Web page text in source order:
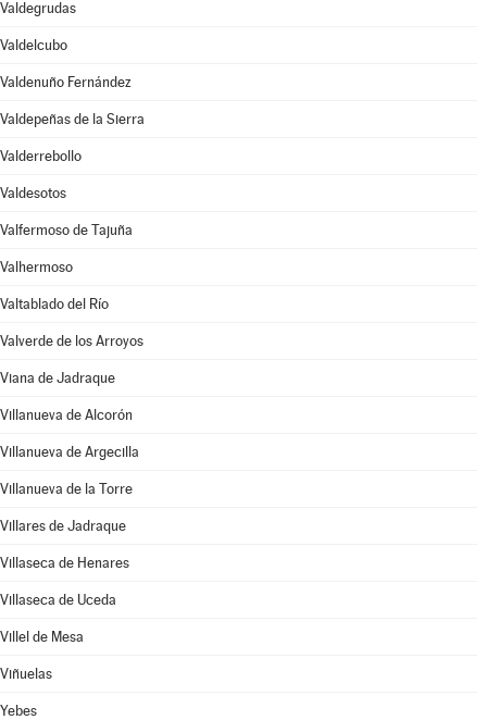
Valdegrudas
Valdelcubo
Valdenuño Fernández
Valdepeñas de la Sierra
Valderrebollo
Valdesotos
Valfermoso de Tajuña
Valhermoso
Valtablado del Río
Valverde de los Arroyos
Viana de Jadraque
Villanueva de Alcorón
Villanueva de Argecilla
Villanueva de la Torre
Villares de Jadraque
Villaseca de Henares
Villaseca de Uceda
Villel de Mesa
Viñuelas
Yebes